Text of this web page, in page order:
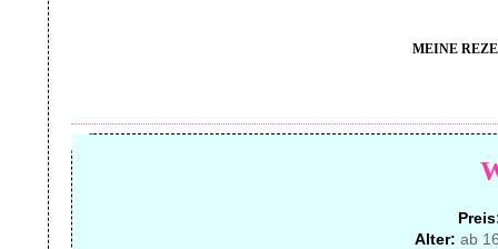
MEINE
Alter: ab